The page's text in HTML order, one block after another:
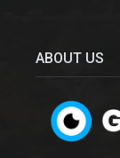
ABOUT US